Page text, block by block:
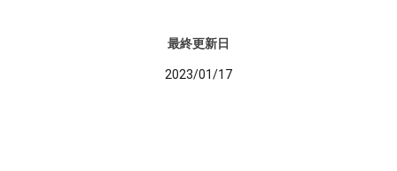
最終更新日
2023/01/17